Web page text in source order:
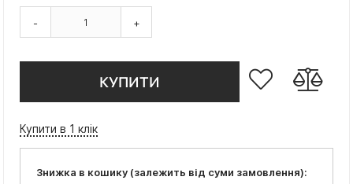
- +
КУПИТИ
Купити в 1 клік
Знижка в кошику (залежить від суми замовлення):